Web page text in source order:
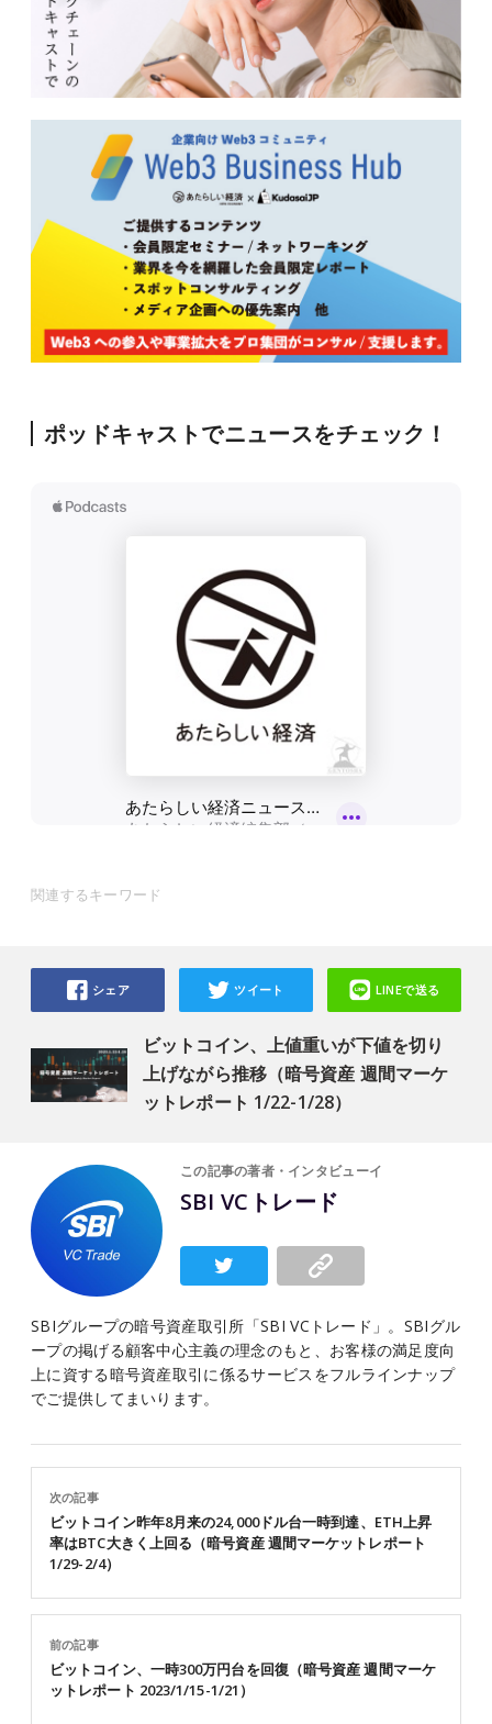
ポッドキャストでニュースをチェック！
関連するキーワード
ビットコイン、上値重いが下値を切り
上げながら推移（暗号資産 週間マーケ
ットレポート 1/22-1/28）
シェア ツイート LINEで送る
この記事の著者・インタビューイ
SBI VCトレード
SBIグループの暗号資産取引所「SBI VCトレード」。SBIグル
ープの掲げる顧客中心主義の理念のもと、お客様の満足度向
上に資する暗号資産取引に係るサービスをフルラインナップ
でご提供してまいります。
前の記事
ビットコイン、一時300万円台を回復（暗号資産 週間マーケ
ットレポート 2023/1/15-1/21）
次の記事
ビットコイン昨年8月来の24,000ドル台一時到達、ETH上昇
率はBTC大きく上回る（暗号資産 週間マーケットレポート
1/29-2/4）